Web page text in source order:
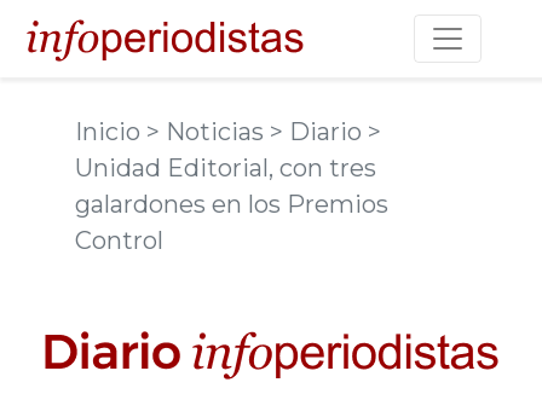
Toggle
Inicio > Noticias > Diario >
Unidad Editorial, con tres
galardones en los Premios
Control